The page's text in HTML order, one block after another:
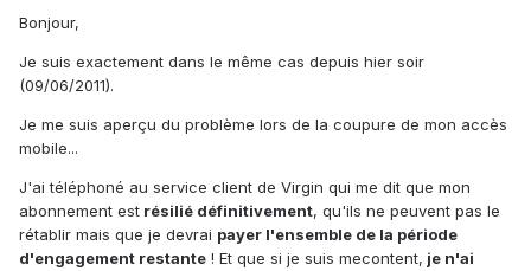
Bonjour,
Je suis exactement dans le même cas depuis hier soir
(09/06/2011).
Je me suis aperçu du problème lors de la coupure de mon accès
mobile...
J'ai téléphoné au service client de Virgin qui me dit que mon
abonnement est résilié définitivement, qu'ils ne peuvent pas le
rétablir mais que je devrai payer l'ensemble de la période
d'engagement restante ! Et que si je suis mecontent, je n'ai